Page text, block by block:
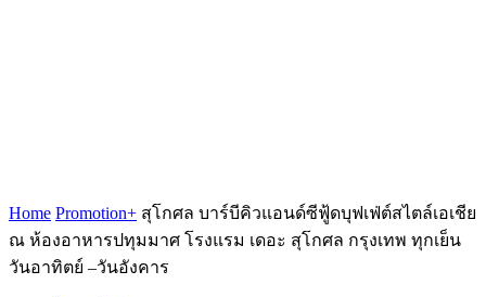
Home Promotion+ สุโกศล บาร์บีคิวแอนด์ซีฟู้ดบุฟเฟ่ต์สไตล์เอเชีย
ณ ห้องอาหารปทุมมาศ โรงแรม เดอะ สุโกศล กรุงเทพ ทุกเย็น
วันอาทิตย์ –วันอังคาร